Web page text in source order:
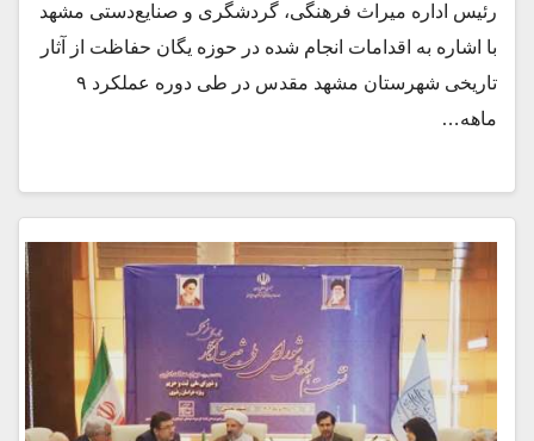
رئیس اداره میراث ‌فرهنگی، گردشگری و صنایع‌دستی مشهد
با اشاره به اقدامات انجام شده در حوزه یگان حفاظت از آثار
تاریخی شهرستان مشهد مقدس در طی دوره عملکرد ۹
ماهه…